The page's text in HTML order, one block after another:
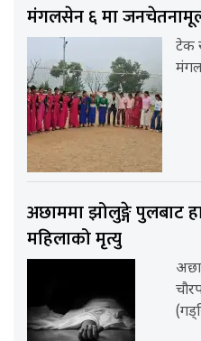
मंगलसेन ६ मा
टेक
अछाममा झोलुङ्गे पुलबाट
महिलाको मृत्यु